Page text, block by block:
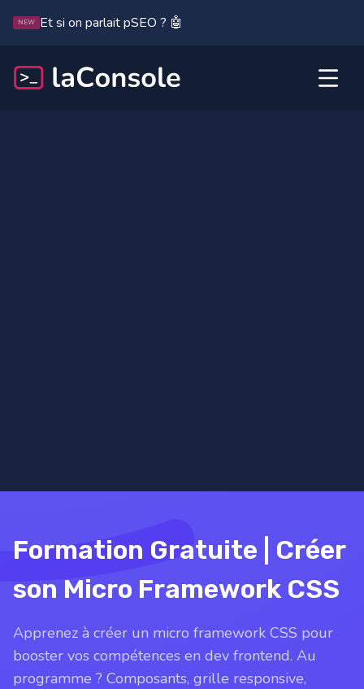
NEW Et si on parlait pSEO ? 🤖
Formation Gratuite | Créer
son Micro Framework CSS
Apprenez à créer un micro framework CSS pour
booster vos compétences en dev frontend. Au
programme ? Composants, grille responsive,